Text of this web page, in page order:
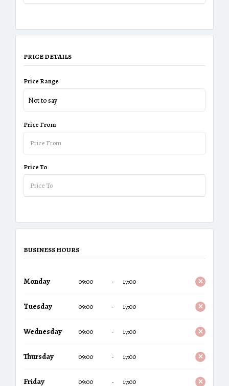
PRICE DETAILS
Price Range
Not to say
Price From
Price To
BUSINESS HOURS
Monday 09:00 - 17:00
Tuesday 09:00 - 17:00
Wednesday 09:00 - 17:00
Thursday 09:00 - 17:00
Friday 09:00 - 17:00